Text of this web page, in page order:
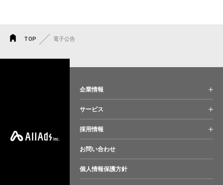
TOP 電子公告
企業情報
サービス
採用情報
お問い合わせ
個人情報保護方針